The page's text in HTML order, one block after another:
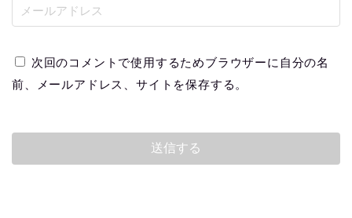
次回のコメントで使用するためブラウザーに自分の名
前、メールアドレス、サイトを保存する。